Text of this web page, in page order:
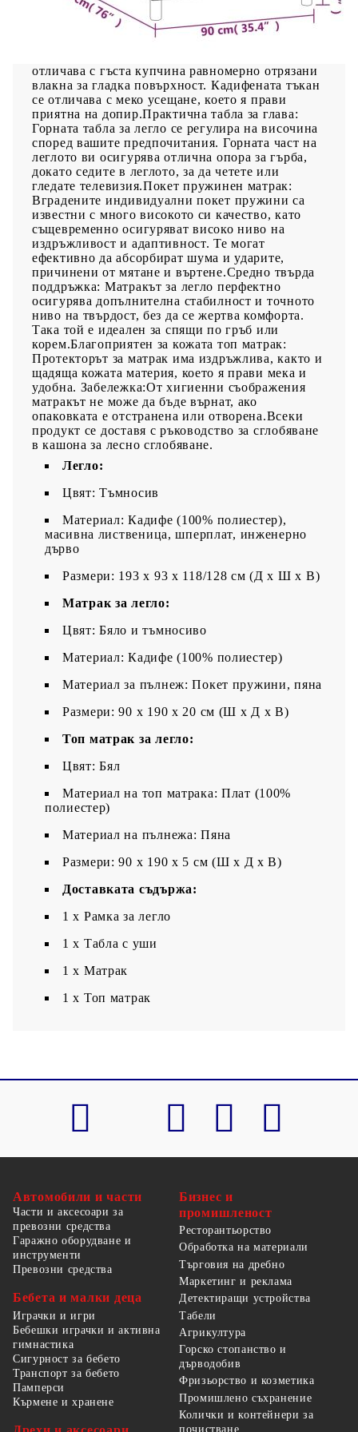
Използвайте това боксспринг легло, за да се
насладите на спокоен сън! Предлага ви
максимален релакс и приятен сън. Меко кадифе:
отличава с гъста купчина равномерно отрязани
влакна за гладка повърхност. Кадифената тъкан
се отличава с меко усещане, което я прави
приятна на допир.Практична табла за глава:
Горната табла за легло се регулира на височина
според вашите предпочитания. Горната част на
леглото ви осигурява отлична опора за гърба,
докато седите в леглото, за да четете или
гледате телевизия.Покет пружинен матрак:
Вградените индивидуални покет пружини са
известни с много високото си качество, като
същевременно осигуряват високо ниво на
издръжливост и адаптивност. Те могат
ефективно да абсорбират шума и ударите,
причинени от мятане и въртене.Средно твърда
поддръжка: Матракът за легло перфектно
осигурява допълнителна стабилност и точното
ниво на твърдост, без да се жертва комфорта.
Така той е идеален за спящи по гръб или
корем.Благоприятен за кожата топ матрак:
Протекторът за матрак има издръжлива, както и
щадяща кожата материя, което я прави мека и
удобна. Забележка:От хигиенни съображения
матракът не може да бъде върнат, ако
опаковката е отстранена или отворена.Всеки
продукт се доставя с ръководство за сглобяване
в кашона за лесно сглобяване.
Легло:
Цвят: Тъмносив
Материал: Кадифе (100% полиестер),
масивна лиственица, шперплат, инженерно
дърво
Размери: 193 x 93 x 118/128 см (Д x Ш x В)
Матрак за легло:
Цвят: Бяло и тъмносиво
Материал: Кадифе (100% полиестер)
Материал за пълнеж: Покет пружини, пяна
Размери: 90 x 190 x 20 см (Ш x Д x В)
Топ матрак за легло:
Цвят: Бял
Материал на топ матрака: Плат (100%
полиестер)
Материал на пълнежа: Пяна
Размери: 90 x 190 x 5 см (Ш x Д x В)
Доставката съдържа:
1 x Рамка за легло
1 х Табла с уши
1 x Матрак
1 х Топ матрак
Автомобили и части
Части и аксесоари за
превозни средства
Гаражно оборудване и
инструменти
Превозни средства
Бебета и малки деца
Играчки и игри
Бебешки играчки и активна
гимнастика
Сигурност за бебето
Транспорт за бебето
Памперси
Кърмене и хранене
Бизнес и
промишленост
Ресторантьорство
Обработка на материали
Търговия на дребно
Маркетинг и реклама
Детектиращи устройства
Табели
Агрикултура
Горско стопанство и
дърводобив
Фризьорство и козметика
Промишлено съхранение
Колички и контейнери за
почистване